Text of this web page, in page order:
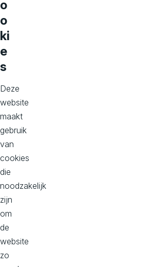
e
l
e
m
a
a
l
o
v
e
r
t
u
o
o
ki
e
s
Deze
website
maakt
gebruik
van
cookies
die
noodzakelijk
zijn
om
de
website
zo